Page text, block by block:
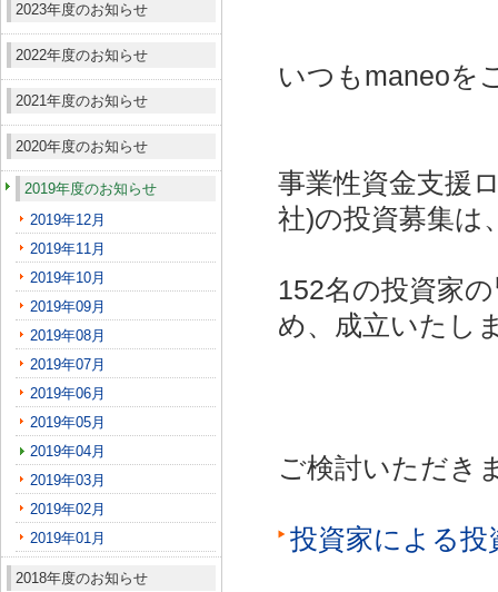
2023年度のお知らせ
2022年度のお知らせ
2021年度のお知らせ
2020年度のお知らせ
2019年度のお知らせ
2019年12月
2019年11月
2019年10月
2019年09月
2019年08月
2019年07月
2019年06月
2019年05月
2019年04月
2019年03月
2019年02月
2019年01月
2018年度のお知らせ
いつもmaneoを
事業性資金支援
社)の投資募集は
152名の投資家
め、成立いたし
ご検討いただき
投資家による